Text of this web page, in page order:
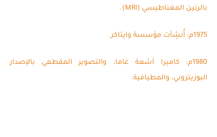
بالرنين المغناطيسي (MRI).
1975م: أُنشِأت مؤسسة وايتاكر.
1980م: كاميرا أشعة غاما، والتصوير المقطعي بالإصدار
البوزيتروني، والمطيافية.